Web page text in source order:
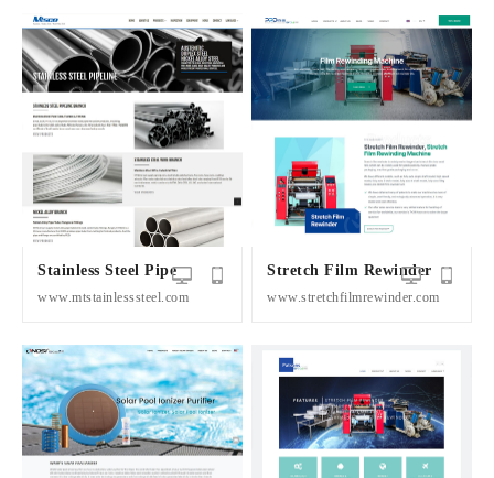
Stainless Steel Pipe
www.mtstainlesssteel.com
Stretch Film Rewinder
www.stretchfilmrewinder.com